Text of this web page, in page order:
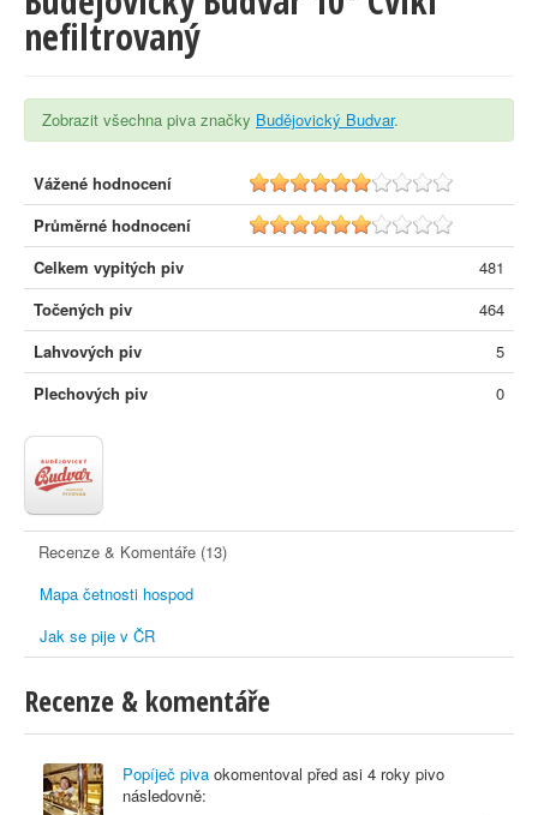
nefiltrovaný
Zobrazit všechna piva značky Budějovický Budvar.
Vážené hodnocení
5.9
Průměrné hodnocení
5.8
Celkem vypitých piv
481
Točených piv
464
Lahvových piv
5
Plechových piv
0
Recenze & Komentáře (13)
Mapa četnosti hospod
Jak se pije v ČR
Recenze & komentáře
Popíječ piva okomentoval před asi 4 roky pivo
následovně: